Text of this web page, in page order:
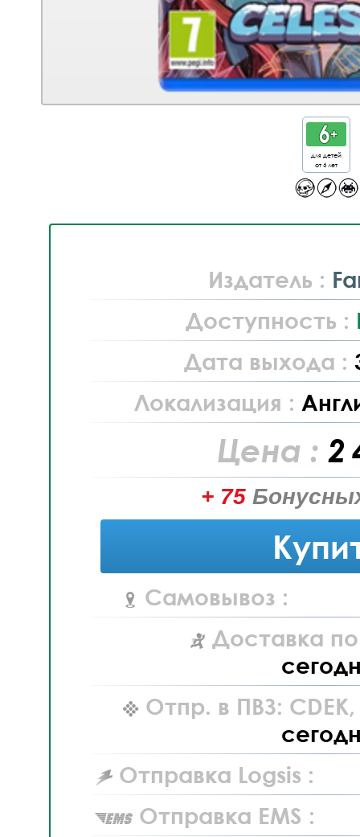
для детей
от 6 лет
Издатель :
Доступность :
Дата выхода :
Локализация :
Цена : 2
+ 75
Самовывоз :
Доставка
Отпр. в ПВЗ: CDEK,
Отправка Logsis :
Отправка EMS :